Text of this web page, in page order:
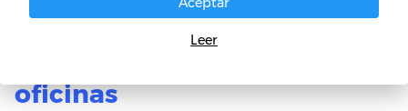
Consejos clave para ganar
oficinas
Leer